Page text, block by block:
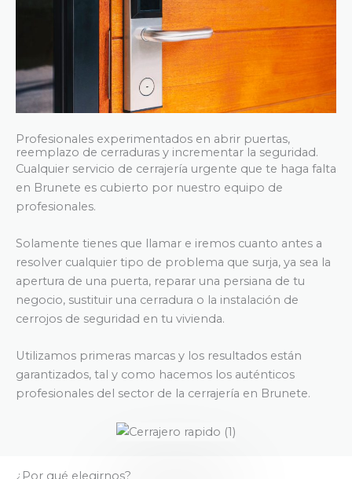
Profesionales experimentados en abrir puertas,
reemplazo de cerraduras y incrementar la seguridad.
Cualquier servicio de cerrajería urgente que te haga falta
en Brunete es cubierto por nuestro equipo de
profesionales.
Solamente tienes que llamar e iremos cuanto antes a
resolver cualquier tipo de problema que surja, ya sea la
apertura de una puerta, reparar una persiana de tu
negocio, sustituir una cerradura o la instalación de
cerrojos de seguridad en tu vivienda.
Utilizamos primeras marcas y los resultados están
garantizados, tal y como hacemos los auténticos
profesionales del sector de la cerrajería en Brunete.
¿Por qué elegirnos?